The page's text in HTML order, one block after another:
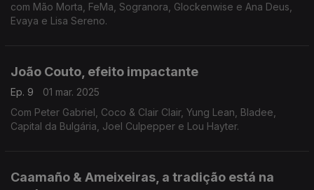
com Mão Morta, FeMa, Sogranora, Glockenwise e Ana Deus,
Evaya e Lisa Sereno.
João Couto, efeito impactante
Ep. 9
01 mar. 2025
Com Peter Gabriel, Coco & Clair Clair, Yung Lean, Bladee,
Capital da Bulgária, Joel Culpepper e Lou Hayter.
Caamaño & Ameixeiras, a tradição está na